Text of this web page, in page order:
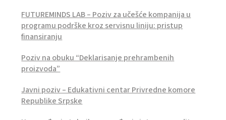
FUTUREMINDS LAB – Poziv za učešće kompanija u
programu podrške kroz servisnu liniju: pristup
finansiranju
Poziv na obuku “Deklarisanje prehrambenih
proizvoda”
Javni poziv – Edukativni centar Privredne komore
Republike Srpske